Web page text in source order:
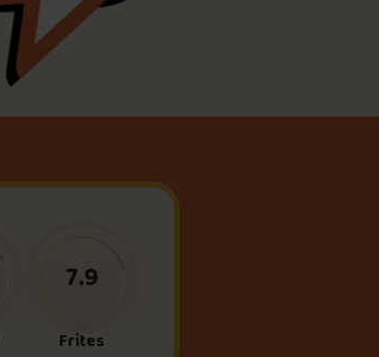
Frites
7.9